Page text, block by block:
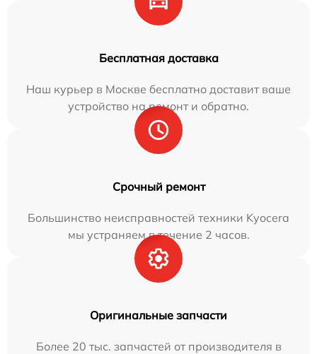
Бесплатная доставка
Наш курьер в Москве бесплатно доставит ваше
устройство на ремонт и обратно.
Срочный ремонт
Большинство неисправностей техники Kyocera
мы устраняем в течение 2 часов.
Оригинальные запчасти
Более 20 тыс. запчастей от производителя в